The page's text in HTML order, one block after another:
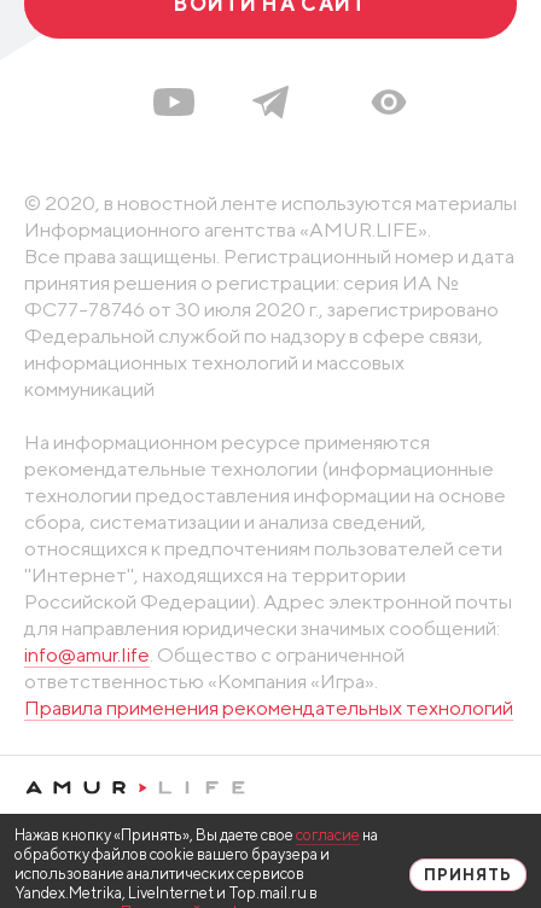
© 2020, в новостной ленте используются материалы
Информационного агентства «AMUR.LIFE».
Все права защищены. Регистрационный номер и дата
принятия решения о регистрации: серия ИА №
ФС77-78746 от 30 июля 2020 г., зарегистрировано
Федеральной службой по надзору в сфере связи,
информационных технологий и массовых
коммуникаций
На информационном ресурсе применяются
рекомендательные технологии (информационные
технологии предоставления информации на основе
сбора, систематизации и анализа сведений,
относящихся к предпочтениям пользователей сети
"Интернет", находящихся на территории
Российской Федерации). Адрес электронной почты
для направления юридически значимых сообщений:
info@amur.life . Общество с ограниченной
ответственностью «Компания «Игра».
Правила применения рекомендательных технологий
Нажав кнопку «Принять», Вы даете свое согласие на
обработку файлов cookie вашего браузера и
использование аналитических сервисов
Yandex.Metrika, LiveInternet и Top.mail.ru в
ПРИНЯТЬ